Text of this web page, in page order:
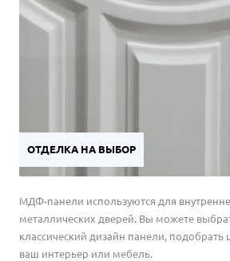
ОТДЕЛКА НА ВЫБОР
МДФ-панели используются для
металлических дверей. Вы можете
классический дизайн панели, подобрать
ваш интерьер или мебель.